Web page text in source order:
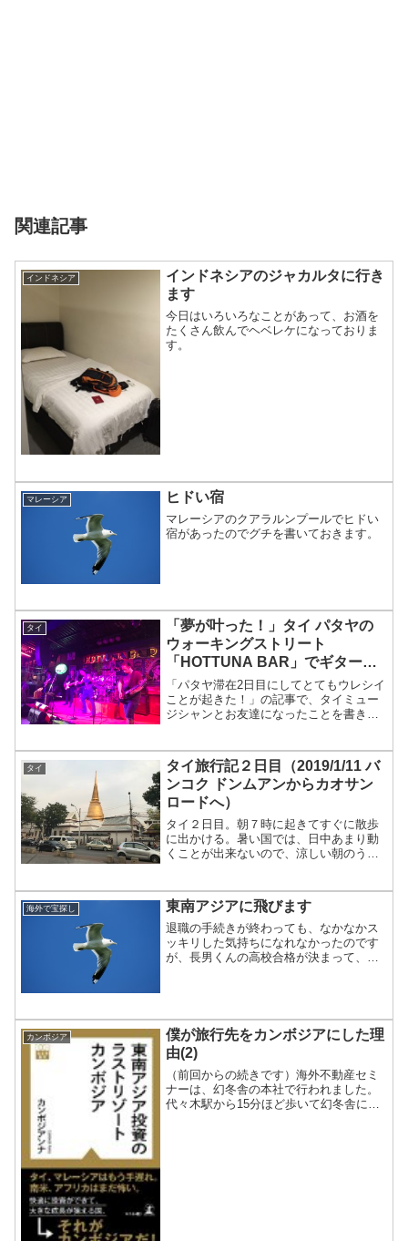
関連記事
インドネシア
インドネシアのジャカルタに行き
ます
今日はいろいろなことがあって、お酒を
たくさん飲んでヘベレケになっておりま
す。
マレーシア ヒドい宿
マレーシアのクアラルンプールでヒドい
宿があったのでグチを書いておきます。
タイ
「夢が叶った！」タイ パタヤの
ウォーキングストリート
「HOTTUNA BAR」でギターを
弾いてきた！ -タイ旅行記6日目-
「パタヤ滞在2日目にしてとてもウレシイ
ことが起きた！」の記事で、タイミュー
ジシャンとお友達になったことを書きま
緒にやろうぜ、オレがベース＆ボーカル
やるから」って...
タイ
タイ旅行記２日目（2019/1/11 バ
ンコク ドンムアンからカオサン
ロードへ）
タイ２日目。朝７時に起きてすぐに散歩
に出かける。暑い国では、日中あまり動
くことが出来ないので、涼しい朝のうち
ゃう。ドンムアン空港近くのこの街を歩
いていて気づいたのはセブ...
海外で宝探し 東南アジアに飛びます
退職の手続きが終わっても、なかなかス
ッキリした気持ちになれなかったのです
が、長男くんの高校合格が決まって、肩
クアラルンプールに飛...
カンボジア
僕が旅行先をカンボジアにした理
由(2)
（前回からの続きです）海外不動産セミ
ナーは、幻冬舎の本社で行われました。
代々木駅から15分ほど歩いて幻冬舎に着